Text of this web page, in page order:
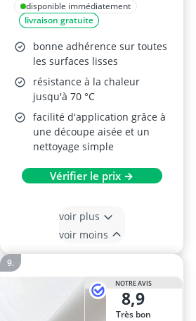
45x200 cm
disponible immédiatement
livraison gratuite
bonne adhérence sur toutes
les surfaces lisses
résistance à la chaleur
jusqu'à 70 °C
facilité d'application grâce à
une découpe aisée et un
nettoyage simple
Vérifier le prix →
voir plus
voir moins
NOTRE AVIS
8,9
Très bon